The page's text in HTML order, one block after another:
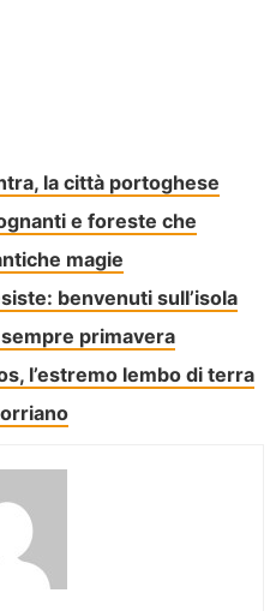
la città portoghese
e foreste che
magie
benvenuti sull’isola
primavera
l’estremo lembo di terra